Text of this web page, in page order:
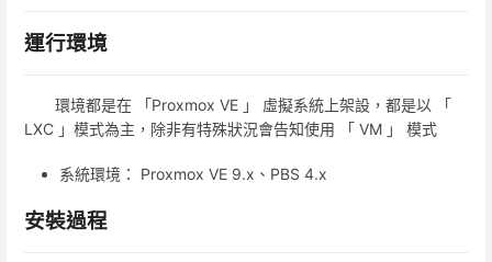
運行環境
環境都是在 「Proxmox VE 」 虛擬系統上架設，都是以 「
LXC 」模式為主，除非有特殊狀況會告知使用 「 VM 」 模式
系統環境： Proxmox VE 9.x、PBS 4.x
安裝過程